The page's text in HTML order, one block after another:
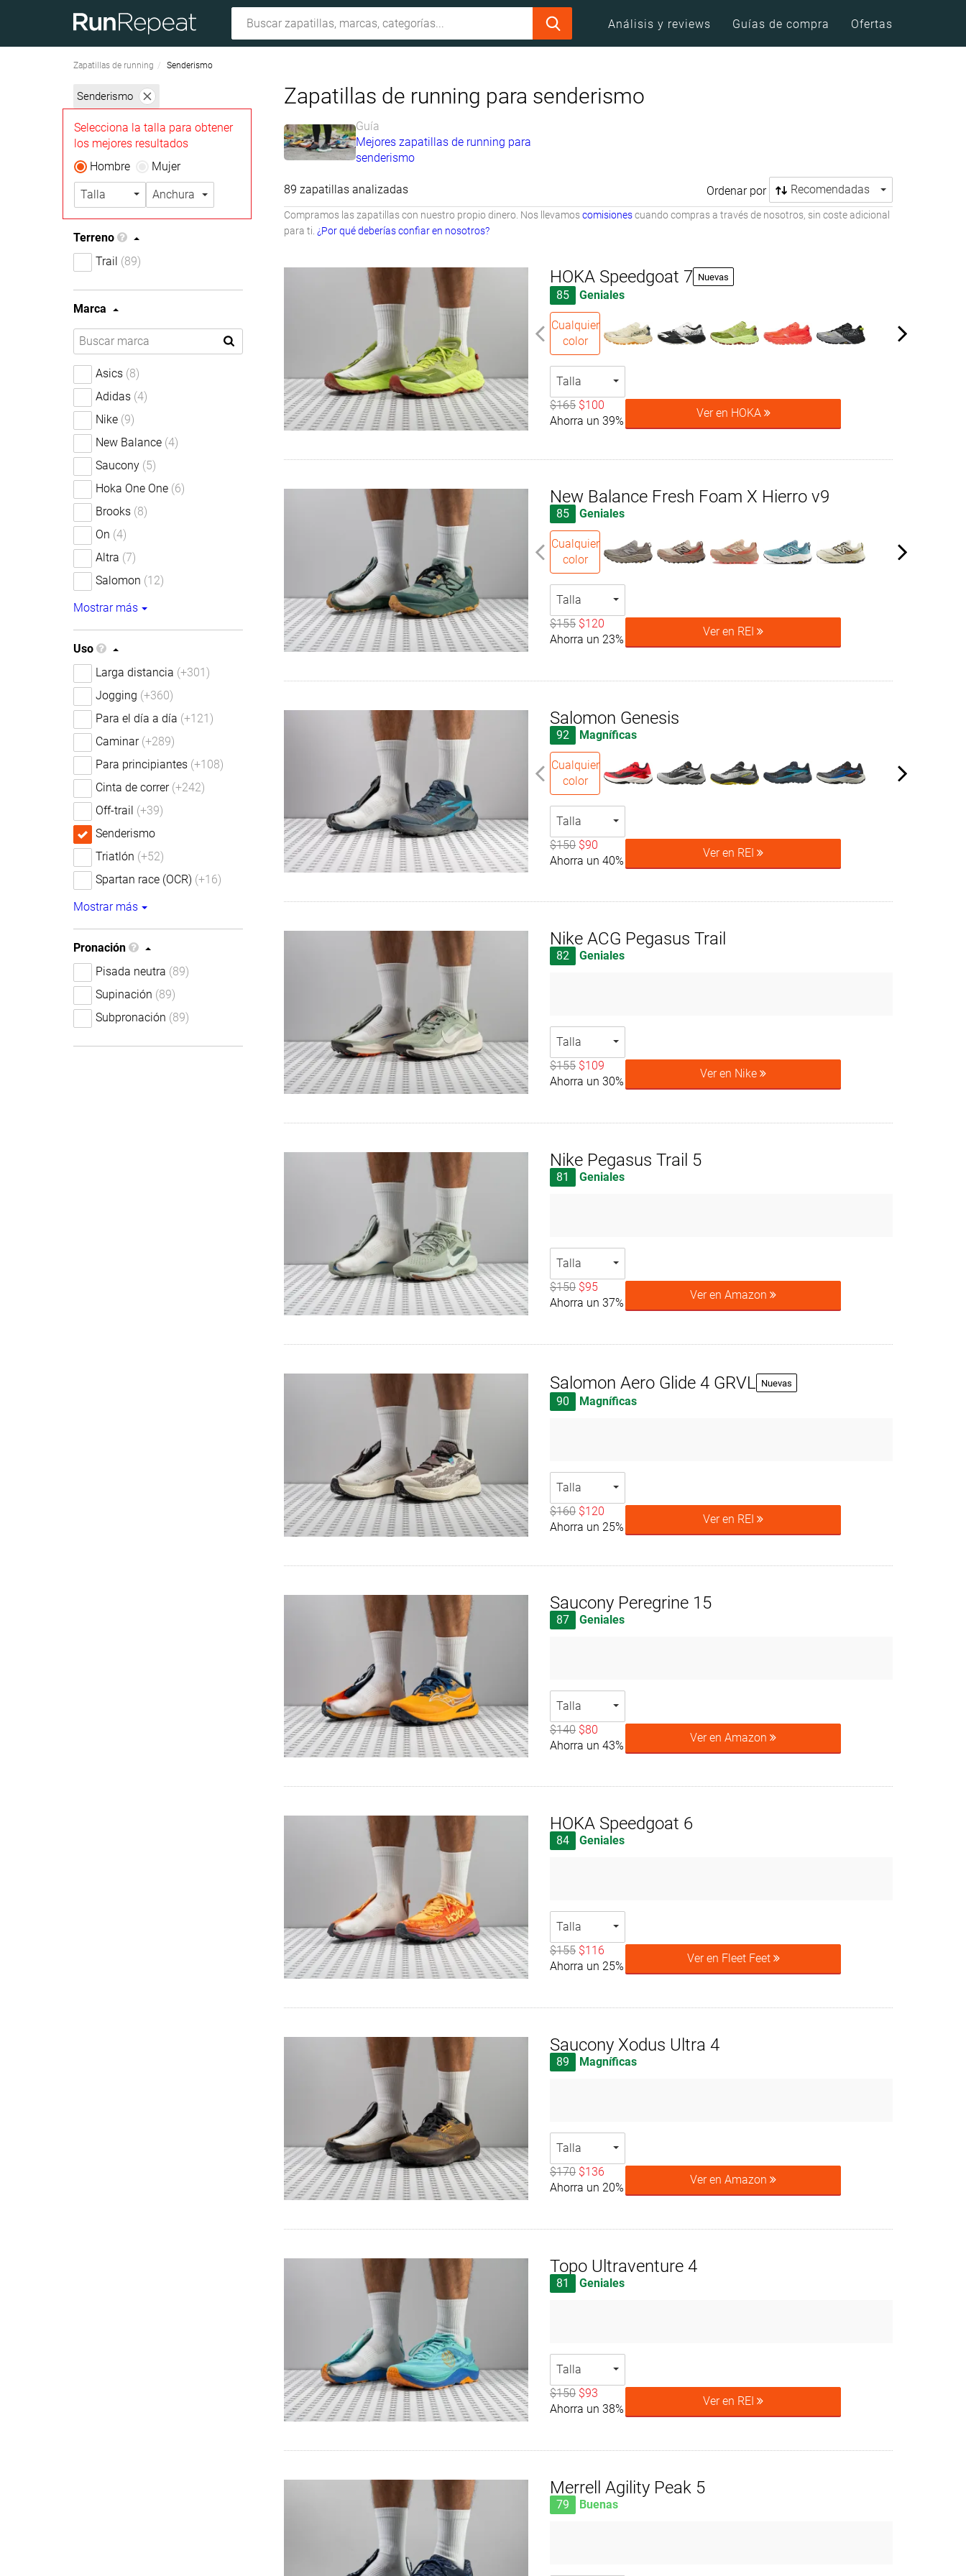
Análisis y reviews Guías de compra Ofertas
Zapatillas de running Senderismo
Senderismo
Selecciona la talla para obtener
los mejores resultados
Hombre
Mujer
Talla Anchura
Terreno
Trail (89)
Marca
Asics (8)
Adidas (4)
Nike (9)
New Balance (4)
Saucony (5)
Hoka One One (6)
Brooks (8)
On (4)
Altra (7)
Salomon (12)
Mostrar más
Uso
Larga distancia (+301)
Jogging (+360)
Para el día a día (+121)
Caminar (+289)
Para principiantes (+108)
Cinta de correr (+242)
Off-trail (+39)
Senderismo
Triatlón (+52)
Spartan race (OCR) (+16)
Mostrar más
Pronación
Pisada neutra (89)
Supinación (89)
Subpronación (89)
Zapatillas de running para senderismo
Guía
Mejores zapatillas de running para
senderismo
89 zapatillas analizadas Ordenar por Recomendadas
Compramos las zapatillas con nuestro propio dinero. Nos llevamoscomisionescuando compras a través de nosotros, sin coste adicional
para ti. ¿Por qué deberías confiar en nosotros?
HOKA Speedgoat 7 Nuevas
85 Geniales
Cualquier
color
Talla
$165 $100
Ahorra un 39%
Ver en HOKA
New Balance Fresh Foam X Hierro v9
85 Geniales
Cualquier
color
Talla
$155 $120
Ahorra un 23%
Ver en REI
Salomon Genesis
92 Magníficas
Cualquier
color
Talla
$150 $90
Ahorra un 40%
Ver en REI
Nike ACG Pegasus Trail
82 Geniales
Talla
$155 $109
Ahorra un 30%
Ver en Nike
Nike Pegasus Trail 5
81 Geniales
Talla
$150 $95
Ahorra un 37%
Ver en Amazon
Salomon Aero Glide 4 GRVL Nuevas
90 Magníficas
Talla
$160 $120
Ahorra un 25%
Ver en REI
Saucony Peregrine 15
87 Geniales
Talla
$140 $80
Ahorra un 43%
Ver en Amazon
HOKA Speedgoat 6
84 Geniales
Talla
$155 $116
Ahorra un 25%
Ver en Fleet Feet
Saucony Xodus Ultra 4
89 Magníficas
Talla
$170 $136
Ahorra un 20%
Ver en Amazon
Topo Ultraventure 4
81 Geniales
Talla
$150 $93
Ahorra un 38%
Ver en REI
Merrell Agility Peak 5
79 Buenas